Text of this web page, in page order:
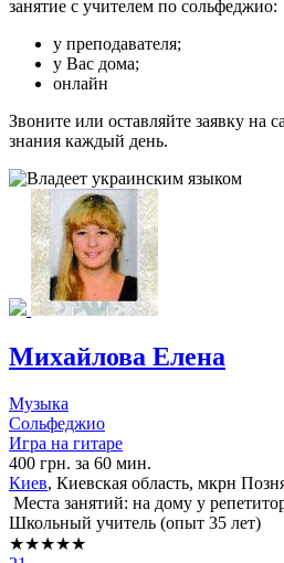
занятие с учителем по сольфеджио:
у преподавателя;
у Вас дома;
онлайн
Звоните или оставляйте заявку на
знания каждый день.
Михайлова Елена
Музыка
Сольфеджио
Игра на гитаре
400 грн. за 60 мин.
Киев, Киевская область, мкрн
Места занятий: на дому у
Школьный учитель (опыт 35 лет)
★★★★★